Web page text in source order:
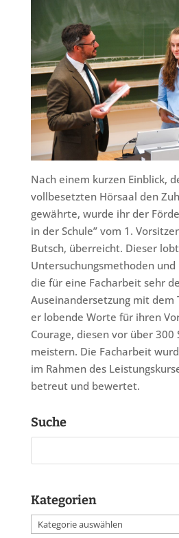
Nach einem kurzen Einblick,
vollbesetzten Hörsaal den
gewährte, wurde ihr der
in der Schule” vom 1.
Butsch, überreicht. Dieser
Untersuchungsmethoden und
die für eine Facharbeit sehr
Auseinandersetzung mit dem
er lobende Worte für ihren
Courage, diesen vor über 300
meistern. Die Facharbeit
im Rahmen des
betreut und bewertet.
Suche
Kategorien
Kategorien